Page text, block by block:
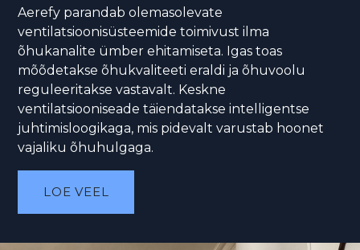
Aerefy parandab olemasolevate
ventilatsioonisüsteemide toimivust ilma
õhukanalite ümber ehitamiseta. Igas toas
mõõdetakse õhukvaliteeti eraldi ja õhuvoolu
reguleeritakse vastavalt. Keskne
ventilatsiooniseade täiendatakse intelligentse
juhtimisloogikaga, mis pidevalt varustab hoonet
vajaliku õhuhulgaga.
LOE VEEL